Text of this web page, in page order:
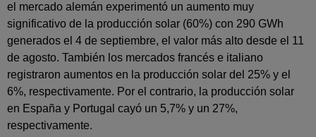
el mercado alemán experimentó un aumento muy
significativo de la producción solar (60%) con 290 GWh
generados el 4 de septiembre, el valor más alto desde el 11
de agosto. También los mercados francés e italiano
registraron aumentos en la producción solar del 25% y el
6%, respectivamente. Por el contrario, la producción solar
en España y Portugal cayó un 5,7% y un 27%,
respectivamente.